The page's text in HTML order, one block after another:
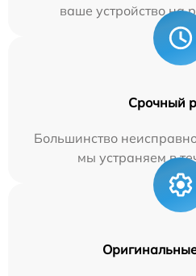
ваше устройство на
Срочный
Большинство
мы устраняем в